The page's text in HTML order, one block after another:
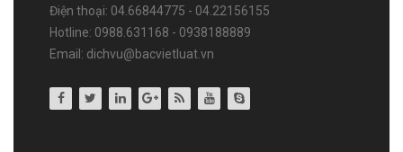
Điện thoại: 04.66844775 - 04.22156155
Hotline: 0988.631168 - 0938188889
Email: dichvu@bacvietluat.vn